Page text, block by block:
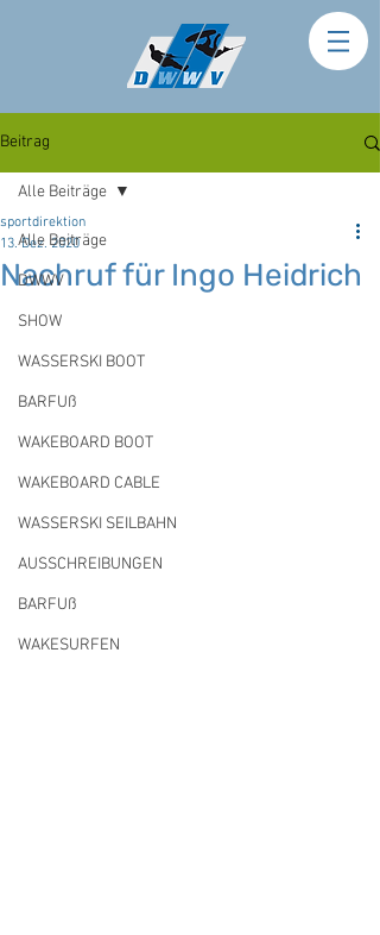
Beitrag
Alle Beiträge
DWWV
SHOW
WASSERSKI BOOT
BARFUß
WAKEBOARD BOOT
WAKEBOARD CABLE
WASSERSKI SEILBAHN
AUSSCHREIBUNGEN
BARFUß
WAKESURFEN
Alle Beiträge
Nachruf für Ingo Heidrich
sportdirektion
13. Dez. 2020